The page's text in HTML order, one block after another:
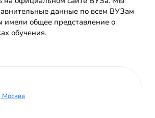
данные по всем ВУЗам
имели общее представление о
обучения.